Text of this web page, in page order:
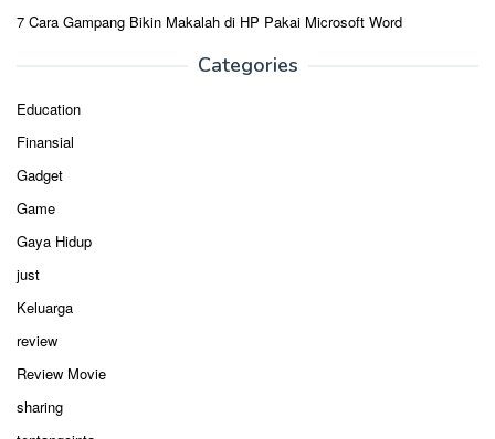
7 Cara Gampang Bikin Makalah di HP Pakai Microsoft Word
Categories
Education
Finansial
Gadget
Game
Gaya Hidup
just
Keluarga
review
Review Movie
sharing